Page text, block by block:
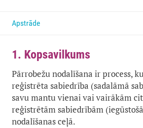
Apstrāde
1. Kopsavilkums
Pārrobežu nodalīšana ir process,
reģistrēta sabiedrība (sadalāmā
savu mantu vienai vai vairākām
reģistrētām sabiedrībām
nodalīšanas ceļā.